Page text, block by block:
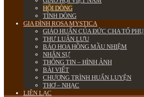
HỘI DÒNG
TỈNH DÒNG
GIA ĐÌNH ROSA MYSTICA
GIÁO HUẤN CỦA ĐỨC CHA TỔ PHỤ
THƯ LUÂN LƯU
BÁO HOA HỒNG MẦU NHIỆM
NHÂN SỰ
THÔNG TIN – HÌNH ẢNH
BÀI VIẾT
CHƯƠNG TRÌNH HUẤN LUYỆN
THƠ – NHẠC
LIÊN LẠC